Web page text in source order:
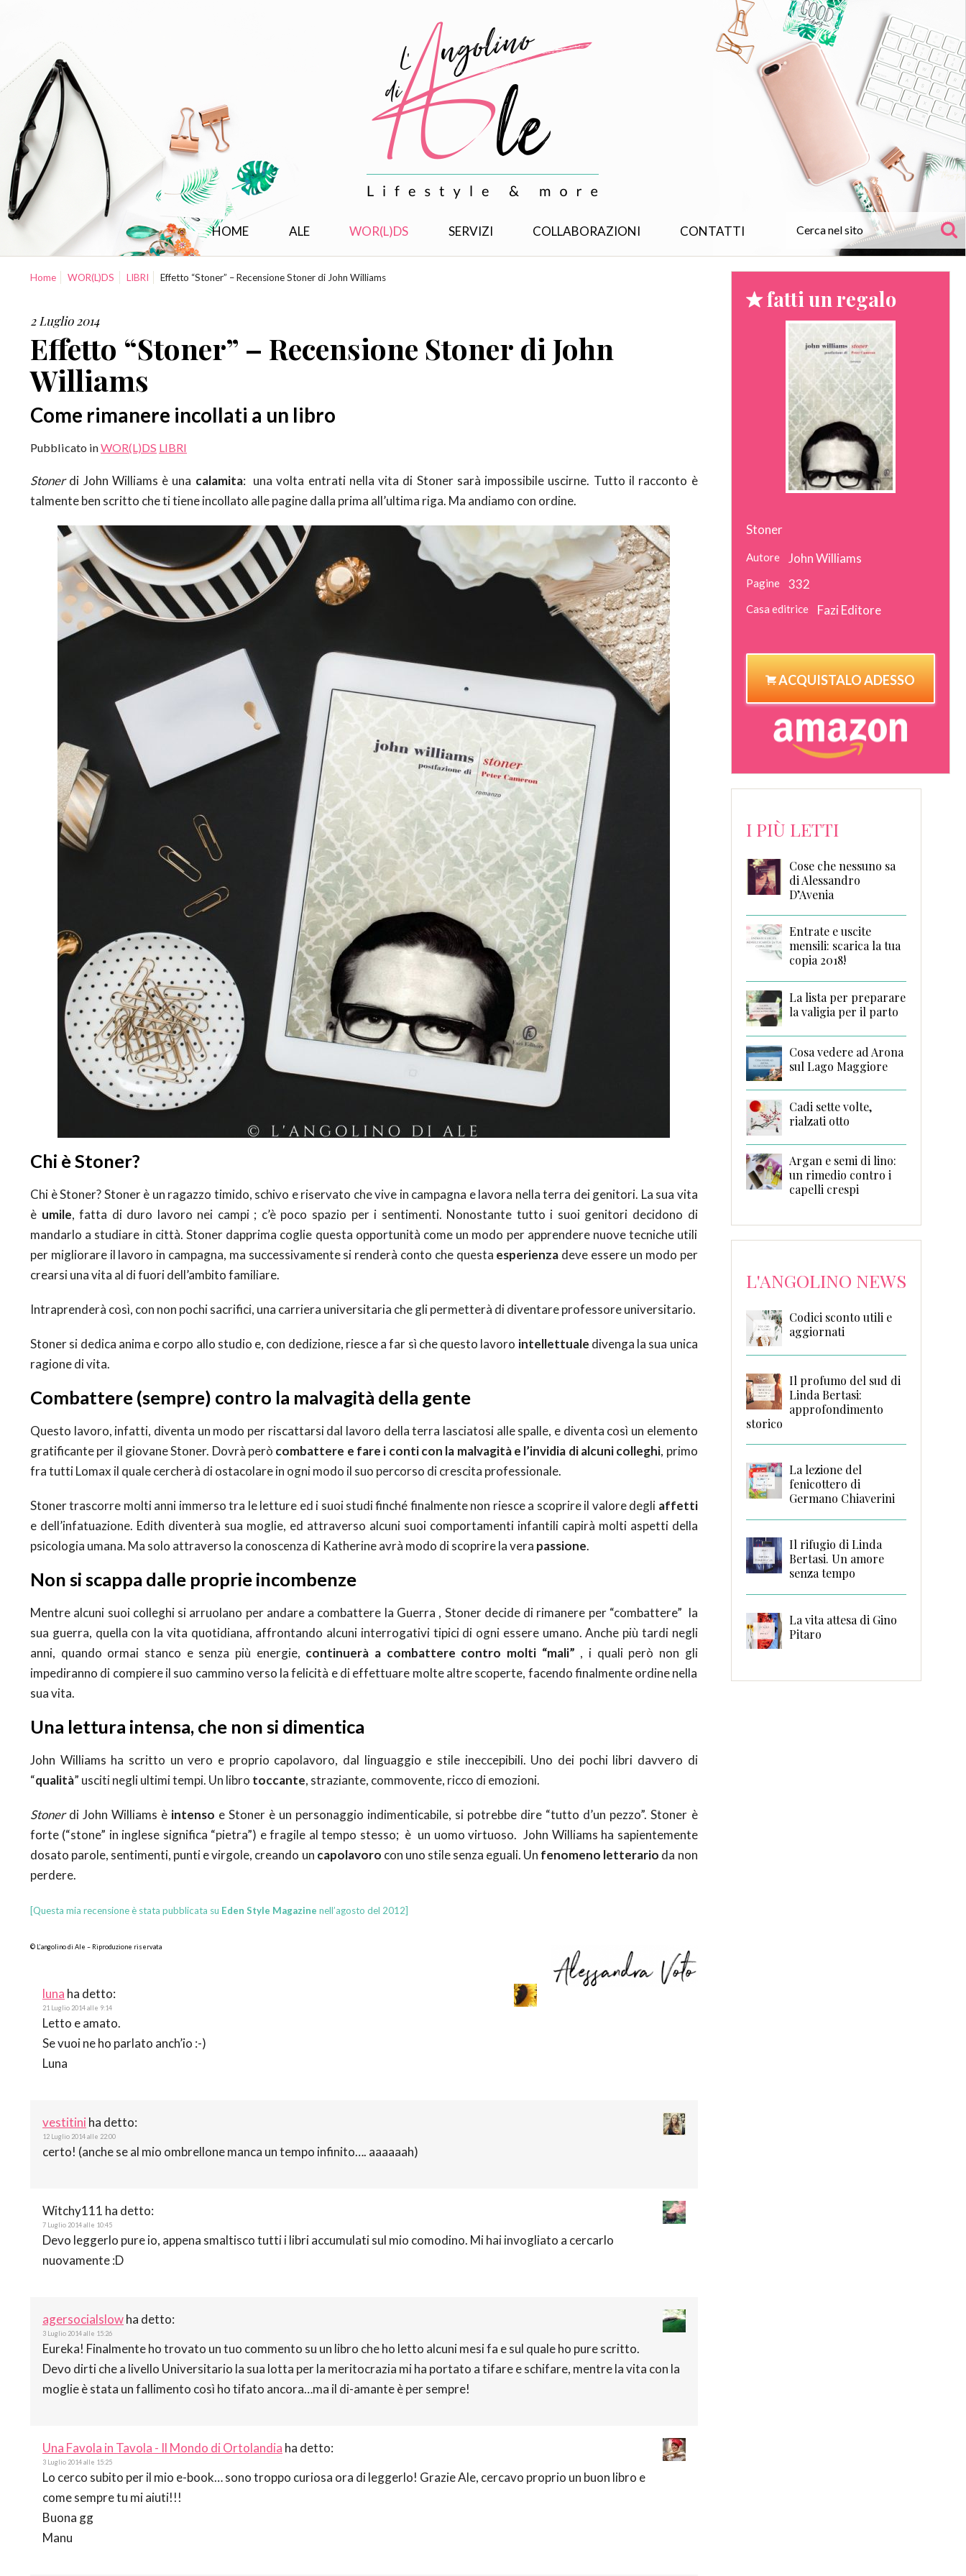
HOME ALE WOR(L)DS SERVIZI COLLABORAZIONI CONTATTI
Home WOR(L)DS LIBRI Effetto “Stoner” – Recensione Stoner di John Williams
2 Luglio 2014
Effetto “Stoner” – Recensione Stoner di John
Williams
Come rimanere incollati a un libro
Pubblicato inWOR(L)DS LIBRI
Stonerdi John Williams è una calamita: una volta entrati nella vita di Stoner sarà impossibile uscirne. Tutto il racconto è
talmente ben scritto che ti tiene incollato alle pagine dalla prima all’ultima riga. Ma andiamo con ordine.
Chi è Stoner?
Chi è Stoner? Stoner è un ragazzo timido, schivo e riservato che vive in campagna e lavora nella terra dei genitori. La sua vita
è umile, fatta di duro lavoro nei campi ; c’è poco spazio per i sentimenti. Nonostante tutto i suoi genitori decidono di
mandarlo a studiare in città. Stoner dapprima coglie questa opportunità come un modo per apprendere nuove tecniche utili
per migliorare il lavoro in campagna, ma successivamente si renderà conto che questa esperienza deve essere un modo per
crearsi una vita al di fuori dell’ambito familiare.
Intraprenderà così, con non pochi sacrifici, una carriera universitaria che gli permetterà di diventare professore universitario.
Stoner si dedica anima e corpo allo studio e, con dedizione, riesce a far sì che questo lavoro intellettuale divenga la sua unica
ragione di vita.
Combattere (sempre) contro la malvagità della gente
Questo lavoro, infatti, diventa un modo per riscattarsi dal lavoro della terra lasciatosi alle spalle, e diventa così un elemento
gratificante per il giovane Stoner. Dovrà però combattere e fare i conti con la malvagità e l’invidia di alcuni colleghi, primo
fra tutti Lomax il quale cercherà di ostacolare in ogni modo il suo percorso di crescita professionale.
Stoner trascorre molti anni immerso tra le letture ed i suoi studi finché finalmente non riesce a scoprire il valore degli affetti
e dell’infatuazione. Edith diventerà sua moglie, ed attraverso alcuni suoi comportamenti infantili capirà molti aspetti della
psicologia umana. Ma solo attraverso la conoscenza di Katherine avrà modo di scoprire la vera passione.
Non si scappa dalle proprie incombenze
Mentre alcuni suoi colleghi si arruolano per andare a combattere la Guerra , Stoner decide di rimanere per “combattere” la
sua guerra, quella con la vita quotidiana, affrontando alcuni interrogativi tipici di ogni essere umano. Anche più tardi negli
anni, quando ormai stanco e senza più energie, continuerà a combattere contro molti “mali” , i quali però non gli
impediranno di compiere il suo cammino verso la felicità e di effettuare molte altre scoperte, facendo finalmente ordine nella
sua vita.
Una lettura intensa, che non si dimentica
John Williams ha scritto un vero e proprio capolavoro, dal linguaggio e stile ineccepibili. Uno dei pochi libri davvero di
“qualità” usciti negli ultimi tempi. Un libro toccante, straziante, commovente, ricco di emozioni.
Stonerdi John Williams è intenso e Stoner è un personaggio indimenticabile, si potrebbe dire “tutto d’un pezzo”. Stoner è
forte (“stone” in inglese significa “pietra”) e fragile al tempo stesso; è un uomo virtuoso. John Williams ha sapientemente
dosato parole, sentimenti, punti e virgole, creando un capolavoro con uno stile senza eguali. Un fenomeno letterario da non
perdere.
[Questa mia recensione è stata pubblicata su Eden Style Magazine nell’agosto del 2012]
© L’angolino di Ale – Riproduzione riservata
luna ha detto:
21 Luglio 2014 alle 9:14
Letto e amato.
Se vuoi ne ho parlato anch’io :-)
Luna
vestitini ha detto:
12 Luglio 2014 alle 22:00
certo! (anche se al mio ombrellone manca un tempo infinito…. aaaaaah)
Witchy111 ha detto:
7 Luglio 2014 alle 10:45
Devo leggerlo pure io, appena smaltisco tutti i libri accumulati sul mio comodino. Mi hai invogliato a cercarlo
nuovamente :D
agersocialslowha detto:
3 Luglio 2014 alle 15:26
Eureka! Finalmente ho trovato un tuo commento su un libro che ho letto alcuni mesi fa e sul quale ho pure scritto.
Devo dirti che a livello Universitario la sua lotta per la meritocrazia mi ha portato a tifare e schifare, mentre la vita con la
moglie è stata un fallimento così ho tifato ancora…ma il di-amante è per sempre!
Una Favola in Tavola - Il Mondo di Ortolandia ha detto:
3 Luglio 2014 alle 15:25
Lo cerco subito per il mio e-book… sono troppo curiosa ora di leggerlo! Grazie Ale, cercavo proprio un buon libro e
come sempre tu mi aiuti!!!
Buona gg
Manu
fatti un regalo
Stoner
Autore John Williams
Pagine 332
Casa editrice Fazi Editore
ACQUISTALO ADESSO
I PIÙ LETTI
Cose che nessuno sa
di Alessandro
D’Avenia
Entrate e uscite
mensili: scarica la tua
copia 2018!
La lista per preparare
la valigia per il parto
Cosa vedere ad Arona
sul Lago Maggiore
Cadi sette volte,
rialzati otto
Argan e semi di lino:
un rimedio contro i
capelli crespi
L'ANGOLINO NEWS
Codici sconto utili e
aggiornati
Il profumo del sud di
Linda Bertasi:
approfondimento
storico
La lezione del
fenicottero di
Germano Chiaverini
Il rifugio di Linda
Bertasi. Un amore
senza tempo
La vita attesa di Gino
Pitaro